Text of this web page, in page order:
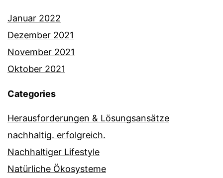
Januar 2022
Dezember 2021
November 2021
Oktober 2021
Categories
Herausforderungen & Lösungsansätze
nachhaltig. erfolgreich.
Nachhaltiger Lifestyle
Natürliche Ökosysteme